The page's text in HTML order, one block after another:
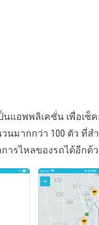
นแอพพลิเคชั่น เพื่อเช็
วนมากกว่า 100 ตัว
การไหลของรถได้อีก